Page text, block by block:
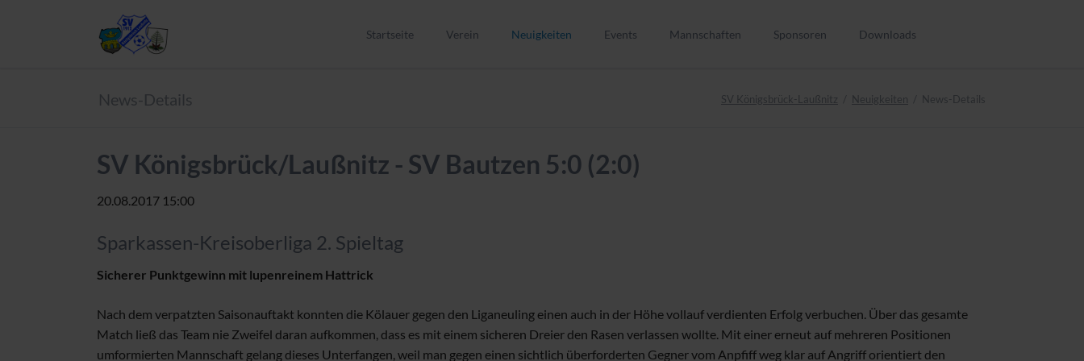
Startseite Verein
Mitglied werden
Vereins-Shop
Neuigkeiten Events Mannschaften
E1-Junioren
E2-Junioren
Sponsoren Downloads
News-Details SV Königsbrück-Laußnitz Neuigkeiten News-Details
SV Königsbrück/Laußnitz - SV Bautzen 5:0 (2:0)
20.08.2017 15:00
Sparkassen-Kreisoberliga 2. Spieltag
Sicherer Punktgewinn mit lupenreinem Hattrick
Nach dem verpatzten Saisonauftakt konnten die Kölauer gegen den Liganeuling einen auch in der Höhe vollauf verdienten Erfolg verbuchen. Über das gesamte
Match ließ das Team nie Zweifel daran aufkommen, dass es mit einem sicheren Dreier den Rasen verlassen wollte. Mit einer erneut auf mehreren Positionen
umformierten Mannschaft gelang dieses Unterfangen, weil man gegen einen sichtlich überforderten Gegner vom Anpfiff weg klar auf Angriff orientiert den